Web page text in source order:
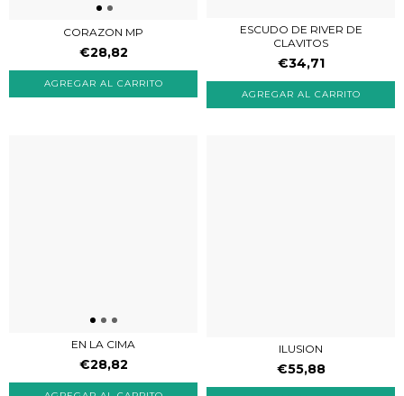
CORAZON MP
€28,82
AGREGAR AL CARRITO
ESCUDO DE RIVER DE
CLAVITOS
€34,71
EN LA CIMA
€28,82
ILUSION
€55,88